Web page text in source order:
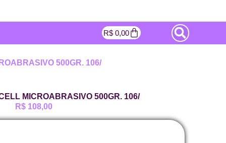
R$0,00
500GR. 106/
MICROABRASIVO 500GR. 106/
R$108,00